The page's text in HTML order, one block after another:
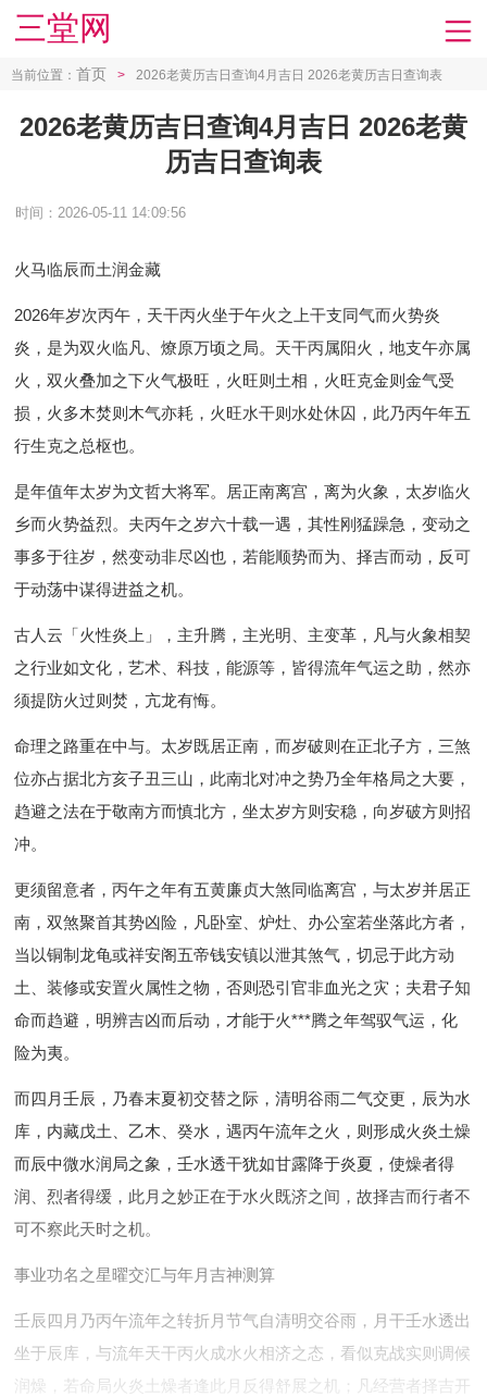
三堂网
当前位置： 首页 > 2026老黄历吉日查询4月吉日 2026老黄历吉日查询表
2026老黄历吉日查询4月吉日 2026老黄
历吉日查询表
时间：2026-05-11 14:09:56
火马临辰而土润金藏
2026年岁次丙午，天干丙火坐于午火之上干支同气而火势炎
炎，是为双火临凡、燎原万顷之局。天干丙属阳火，地支午亦属
火，双火叠加之下火气极旺，火旺则土相，火旺克金则金气受
损，火多木焚则木气亦耗，火旺水干则水处休囚，此乃丙午年五
行生克之总枢也。
是年值年太岁为文哲大将军。居正南离宫，离为火象，太岁临火
乡而火势益烈。夫丙午之岁六十载一遇，其性刚猛躁急，变动之
事多于往岁，然变动非尽凶也，若能顺势而为、择吉而动，反可
于动荡中谋得进益之机。
古人云「火性炎上」，主升腾，主光明、主变革，凡与火象相契
之行业如文化，艺术、科技，能源等，皆得流年气运之助，然亦
须提防火过则焚，亢龙有悔。
命理之路重在中与。太岁既居正南，而岁破则在正北子方，三煞
位亦占据北方亥子丑三山，此南北对冲之势乃全年格局之大要，
趋避之法在于敬南方而慎北方，坐太岁方则安稳，向岁破方则招
冲。
更须留意者，丙午之年有五黄廉贞大煞同临离宫，与太岁并居正
南，双煞聚首其势凶险，凡卧室、炉灶、办公室若坐落此方者，
当以铜制龙龟或祥安阁五帝钱安镇以泄其煞气，切忌于此方动
土、装修或安置火属性之物，否则恐引官非血光之灾；夫君子知
命而趋避，明辨吉凶而后动，才能于火***腾之年驾驭气运，化
险为夷。
而四月壬辰，乃春末夏初交替之际，清明谷雨二气交更，辰为水
库，内藏戊土、乙木、癸水，遇丙午流年之火，则形成火炎土燥
而辰中微水润局之象，壬水透干犹如甘露降于炎夏，使燥者得
润、烈者得缓，此月之妙正在于水火既济之间，故择吉而行者不
可不察此天时之机。
事业功名之星曜交汇与年月吉神测算
壬辰四月乃丙午流年之转折月节气自清明交谷雨，月干壬水透出
坐于辰库，与流年天干丙火成水火相济之态，看似克战实则调候
润燥，若命局火炎土燥者逢此月反得舒展之机；凡经营者择吉开